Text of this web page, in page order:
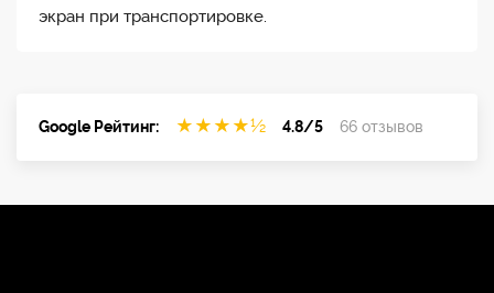
экран при транспортировке.
Google Рейтинг: ★ ★ ★ ★½ 4.8/5 66 отзывов